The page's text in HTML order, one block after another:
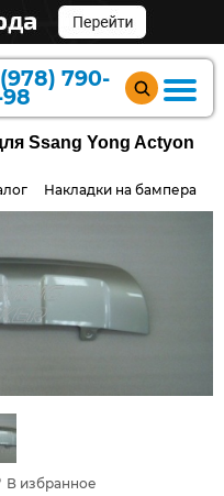
790-
Ssang Yong Actyon
Накладки на бампера
В избранное